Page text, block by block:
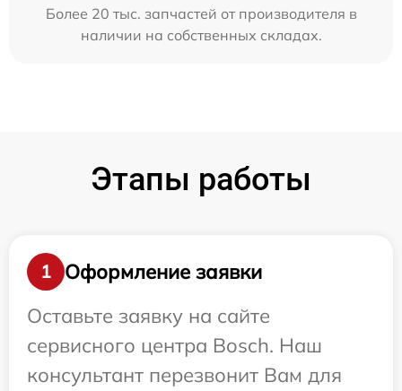
Более 20 тыс. запчастей от производителя в
наличии на собственных складах.
Этапы работы
1
Оформление заявки
Оставьте заявку на сайте
сервисного центра Bosch. Наш
консультант перезвонит Вам для